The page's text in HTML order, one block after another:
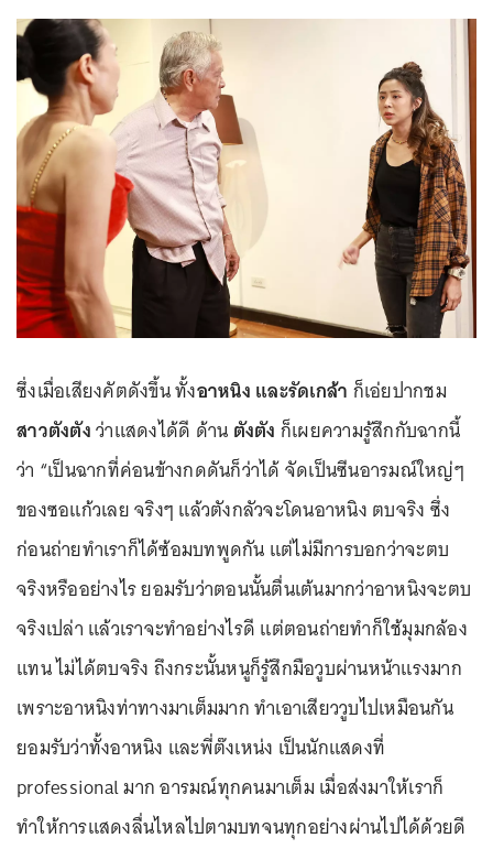
ซึ่งเมื่อเสียงคัตดังขึ้น ทั้งอาหนิง และรัดเกล้า ก็เอ่ยปากชม
สาวตังตังว่าแสดงได้ดี ด้าน ตังตัง ก็เผยความรู้สึกกับฉากนี้
ว่า “เป็นฉากที่ค่อนข้างกดดันก็ว่าได้ จัดเป็นซีนอารมณ์ใหญ่ๆ
ของซอแก้วเลย จริงๆ แล้วตังกลัวจะโดนอาหนิง ตบจริง ซึ่ง
ก่อนถ่ายทำเราก็ได้ซ้อมบทพูดกัน แต่ไม่มีการบอกว่าจะตบ
จริงหรืออย่างไร ยอมรับว่าตอนนั้นตื่นเต้นมากว่าอาหนิงจะตบ
จริงเปล่า แล้วเราจะทำอย่างไรดี แต่ตอนถ่ายทำก็ใช้มุมกล้อง
แทน ไม่ได้ตบจริง ถึงกระนั้นหนูก็รู้สึกมือวูบผ่านหน้าแรงมาก
เพราะอาหนิงท่าทางมาเต็มมาก ทำเอาเสียววูบไปเหมือนกัน
ยอมรับว่าทั้งอาหนิง และพี่ต๊งเหน่ง เป็นนักแสดงที่
professional มาก อารมณ์ทุกคนมาเต็ม เมื่อส่งมาให้เราก็
ทำให้การแสดงลื่นไหลไปตามบทจนทุกอย่างผ่านไปได้ด้วยดี